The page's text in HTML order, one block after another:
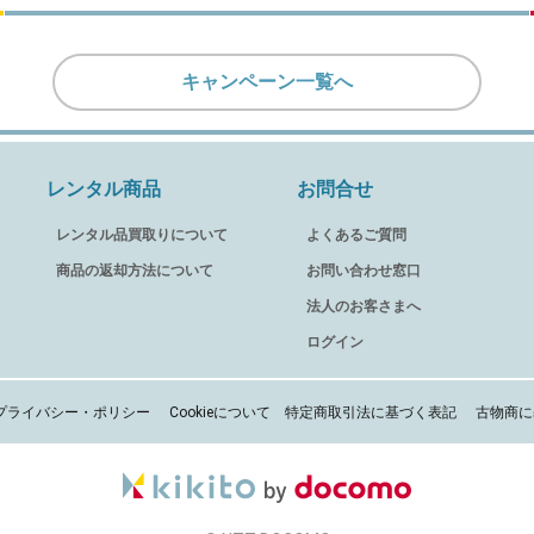
キャンペーン一覧へ
レンタル商品
レンタル品買取りについて
商品の返却方法について
お問合せ
よくあるご質問
お問い合わせ窓口
法人のお客さまへ
ログイン
ライバシー・ポリシー Cookieについて 特定商取引法に基づく表記 古物商